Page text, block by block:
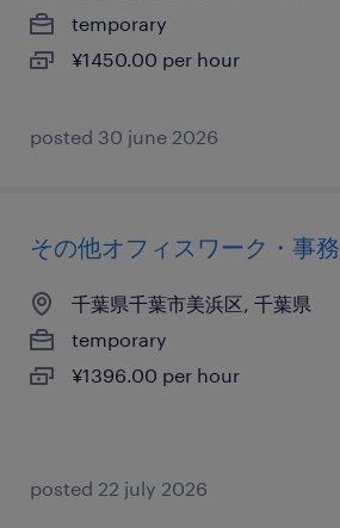
temporary
¥1450.00 per hour
posted 30 june 2026
その他オフィスワーク・事務
千葉県千葉市美浜区, 千葉県
temporary
¥1396.00 per hour
posted 22 july 2026